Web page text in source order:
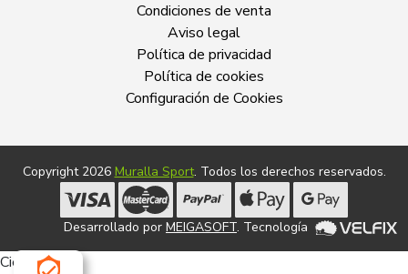
Condiciones de venta
Aviso legal
Política de privacidad
Política de cookies
Configuración de Cookies
Copyright 2026 Muralla Sport. Todos los derechos reservados.
Desarrollado por MEIGASOFT. Tecnología
Cierra